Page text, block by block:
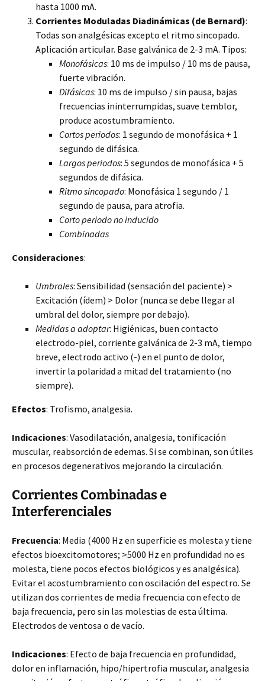
hasta 1000 mA.
Corrientes Moduladas Diadinámicas (de Bernard):
Todas son analgésicas excepto el ritmo sincopado.
Aplicación articular. Base galvánica de 2-3 mA. Tipos:
Monofásicas: 10 ms de impulso / 10 ms de pausa,
fuerte vibración.
Difásicas: 10 ms de impulso / sin pausa, bajas
frecuencias ininterrumpidas, suave temblor,
produce acostumbramiento.
Cortos periodos: 1 segundo de monofásica + 1
segundo de difásica.
Largos periodos: 5 segundos de monofásica + 5
segundos de difásica.
Ritmo sincopado: Monofásica 1 segundo / 1
segundo de pausa, para atrofia.
Corto periodo no inducido
Combinadas
Consideraciones:
Umbrales: Sensibilidad (sensación del paciente) >
Excitación (ídem) > Dolor (nunca se debe llegar al
umbral del dolor, siempre por debajo).
Medidas a adoptar: Higiénicas, buen contacto
electrodo-piel, corriente galvánica de 2-3 mA, tiempo
breve, electrodo activo (-) en el punto de dolor,
invertir la polaridad a mitad del tratamiento (no
siempre).
Efectos: Trofismo, analgesia.
Indicaciones: Vasodilatación, analgesia, tonificación
muscular, reabsorción de edemas. Si se combinan, son útiles
en procesos degenerativos mejorando la circulación.
Corrientes Combinadas e
Interferenciales
Frecuencia: Media (4000 Hz en superficie es molesta y tiene
efectos bioexcitomotores; >5000 Hz en profundidad no es
molesta, tiene pocos efectos biológicos y es analgésica).
Evitar el acostumbramiento con oscilación del espectro. Se
utilizan dos corrientes de media frecuencia con efecto de
baja frecuencia, pero sin las molestias de esta última.
Electrodos de ventosa o de vacío.
Indicaciones: Efecto de baja frecuencia en profundidad,
dolor en inflamación, hipo/hipertrofia muscular, analgesia